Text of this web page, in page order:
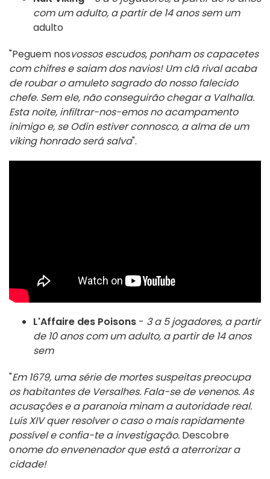
com um adulto, a partir de 14 anos sem um
adulto
"Peguem nosvossos escudos, ponham os capacetes
com chifres e saiam dos navios! Um clã rival acaba
de roubar o amuleto sagrado do nosso falecido
chefe. Sem ele, não conseguirão chegar a Valhalla.
Esta noite, infiltrar-nos-emos no acampamento
inimigo e, se Odin estiver connosco, a alma de um
viking honrado será salva".
L'Affaire des Poisons - 3 a 5 jogadores, a partir
de 10 anos com um adulto, a partir de 14 anos
sem
"Em 1679, uma série de mortes suspeitas preocupa
os habitantes de Versalhes. Fala-se de venenos. As
acusações e a paranoia minam a autoridade real.
Luís XIV quer resolver o caso o mais rapidamente
possível e confia-te a investigação. Descobre
onome do envenenador que está a aterrorizar a
cidade!